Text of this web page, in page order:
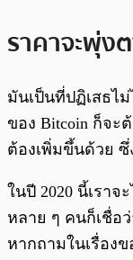
ราคาจะพุ่ง
มันเป็นที่ปฏิเสธไ
ของ Bitcoin ก็จ
ต้องเพิ่มขึ้นด้วย
ในปี 2020 นี้เราจ
หลาย ๆ คนก็เชื่อ
หากถามในเรื่อง